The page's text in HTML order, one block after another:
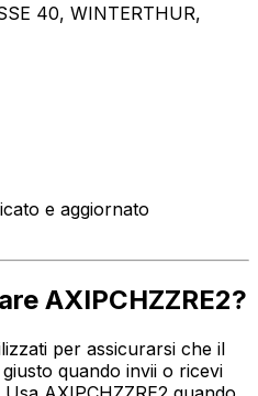
40, WINTERTHUR,
e aggiornato
AXIPCHZZRE2?
per assicurarsi che il
quando invii o ricevi